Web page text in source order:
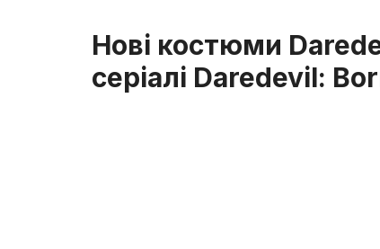
Нові костюми
серіалі Daredevil: